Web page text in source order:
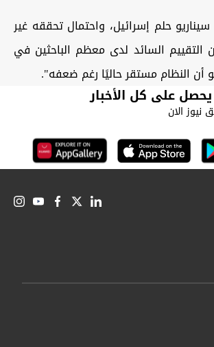
حلم إسرائيل، واحتمال تحققه غير
التقييم السائد لدى معظم الباحثين في
أن النظام مستقر حاليًا رغم ضعفه".
على كل الأخبار
الان